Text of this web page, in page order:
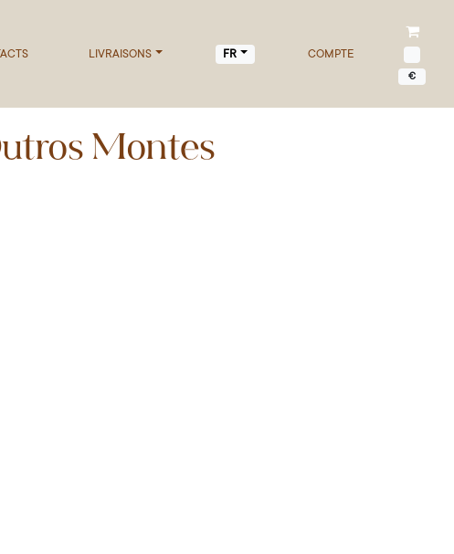
LIVRAISONS FR COMPTE
€
Montes